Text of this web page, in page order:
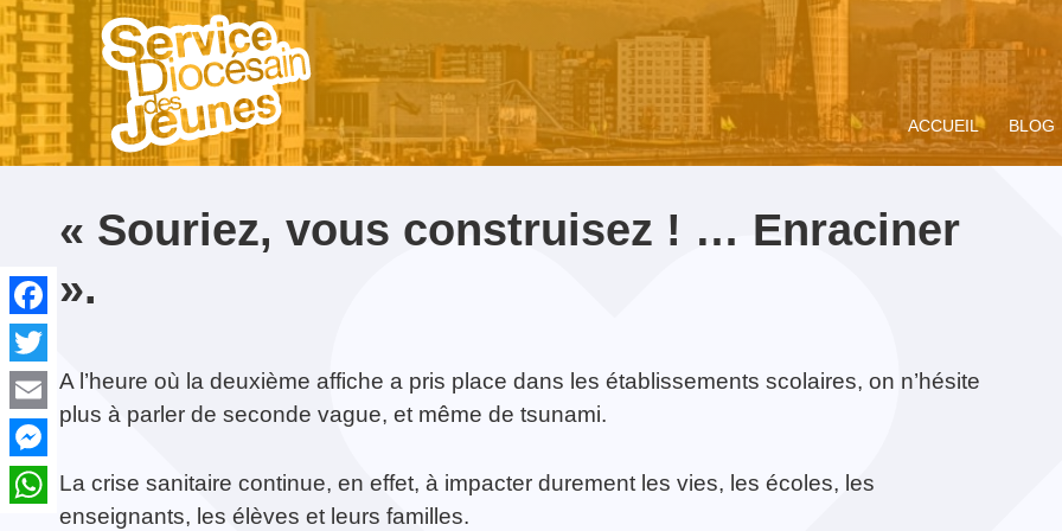
ACCUEIL BLOG
On change de site web !
Avec Carlo Acutis. En
route pour le Jubilé de
l’Espérance
Miracle Eucharistique
Vivre le Jubilé 2025
« Pèlerins
Rassemblement
Diocésain des Jeunes
2017
Laudato Si’
16-02-2021
Groupe de prière
Rencontre Vocations
Concert
Contact & Équipe Formation Croisillon
Accompagnement
Présentation
« Souriez, vous construisez ! … Enraciner
».
A l’heure où la deuxième affiche a pris place dans les établissements scolaires, on n’hésite
plus à parler de seconde vague, et même de tsunami.
La crise sanitaire continue, en effet, à impacter durement les vies, les écoles, les
enseignants, les élèves et leurs familles.
Facebook
Twitter
Email
Messenger
WhatsApp